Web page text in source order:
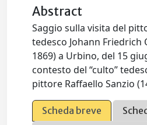
Abstract
Saggio sulla visita del
tedesco Johann Friedrich
1869) a Urbino, del 15
contesto del “culto”
pittore Raffaello Sanzio
Scheda breve